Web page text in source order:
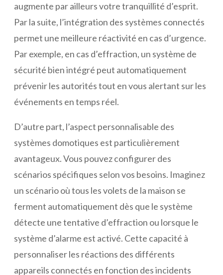
augmente par ailleurs votre tranquillité d’esprit.
Par la suite, l’intégration des systèmes connectés
permet une meilleure réactivité en cas d’urgence.
Par exemple, en cas d’effraction, un système de
sécurité bien intégré peut automatiquement
prévenir les autorités tout en vous alertant sur les
événements en temps réel.
D’autre part, l’aspect personnalisable des
systèmes domotiques est particulièrement
avantageux. Vous pouvez configurer des
scénarios spécifiques selon vos besoins. Imaginez
un scénario où tous les volets de la maison se
ferment automatiquement dès que le système
détecte une tentative d’effraction ou lorsque le
système d’alarme est activé. Cette capacité à
personnaliser les réactions des différents
appareils connectés en fonction des incidents